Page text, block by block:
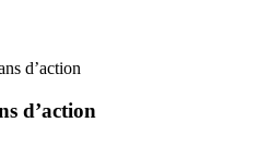
d’action
d’action